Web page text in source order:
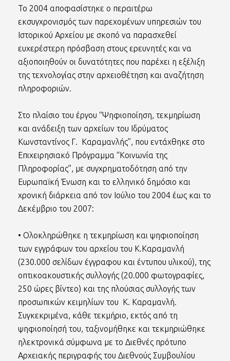
Το 2004 αποφασίστηκε ο περαιτέρω
εκσυγχρονισμός των παρεχομένων υπηρεσιών του
Ιστορικού Αρχείου με σκοπό να παρασχεθεί
ευχερέστερη πρόσβαση στους ερευνητές και να
αξιοποιηθούν οι δυνατότητες που παρέχει η εξέλιξη
της τεχνολογίας στην αρχειοθέτηση και αναζήτηση
πληροφοριών.
Στο πλαίσιο του έργου “Ψηφιοποίηση, τεκμηρίωση
και ανάδειξη των αρχείων του Ιδρύματος
Κωνσταντίνος Γ. Καραμανλής”, που εντάχθηκε στο
Επιχειρησιακό Πρόγραμμα “Κοινωνία της
Πληροφορίας”, με συγχρηματοδότηση από την
Ευρωπαϊκή Ένωση και το ελληνικό δημόσιο και
χρονική διάρκεια από τον Ιούλιο του 2004 έως και το
Δεκέμβριο του 2007:
• Ολοκληρώθηκε η τεκμηρίωση και ψηφιοποίηση
των εγγράφων του αρχείου του Κ.Καραμανλή
(230.000 σελίδων έγγραφου και έντυπου υλικού), της
οπτικοακουστικής συλλογής (20.000 φωτογραφίες,
250 ώρες βίντεο) και της πλούσιας συλλογής των
προσωπικών κειμηλίων του Κ. Καραμανλή.
Συγκεκριμένα, κάθε τεκμήριο, εκτός από τη
ψηφιοποίησή του, ταξινομήθηκε και τεκμηριώθηκε
ηλεκτρονικά σύμφωνα με το Διεθνές πρότυπο
Αρχειακής περιγραφής του Διεθνούς Συμβουλίου